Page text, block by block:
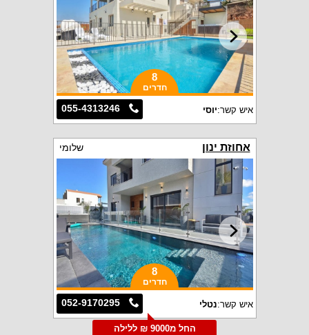
8
חדרים
055-4313246 איש קשר:יוסי
אחוזת ינון שלומי
8
חדרים
052-9170295 איש קשר:נטלי
החל מ9000 ₪ ללילה